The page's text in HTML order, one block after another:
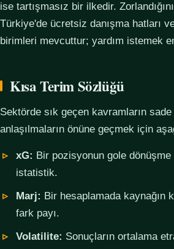
ise tartışmasız bir ilkedir.
Türkiye'de ücretsiz danışma hatları
birimleri mevcuttur; yardım istemek en
Kısa Terim Sözlüğü
Sektörde sık geçen kavramların sade
anlaşılmaların önüne geçmek için
xG: Bir pozisyonun gole dönüşme
istatistik.
Marj: Bir hesaplamada kaynağın
fark payı.
Volatilite: Sonuçların ortalama